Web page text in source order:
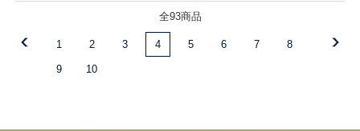
全93商品
1 2 3 4 5 6 7 8
9 10